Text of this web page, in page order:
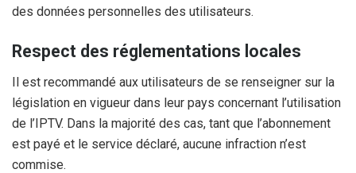
des données personnelles des utilisateurs.
Respect des réglementations locales
Il est recommandé aux utilisateurs de se renseigner sur la
législation en vigueur dans leur pays concernant l’utilisation
de l’IPTV. Dans la majorité des cas, tant que l’abonnement
est payé et le service déclaré, aucune infraction n’est
commise.